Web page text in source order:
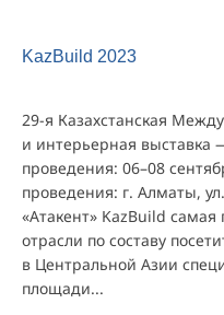
KazBuild 2023
29-я Казахстанская
и интерьерная выставка
проведения: 06–08
проведения: г. Алматы,
«Атакент» KazBuild
отрасли по составу
в Центральной Азии
площади...